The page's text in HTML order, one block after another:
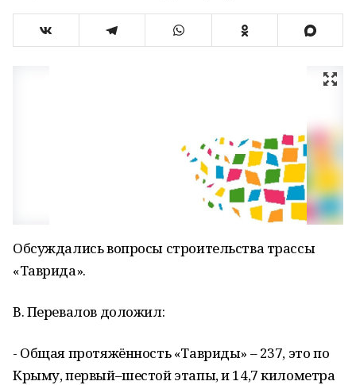
Обсуждались вопросы строительства трассы
«Таврида».
В. Перевалов доложил:
- Общая протяжённость «Тавриды» – 237, это по
Крыму, первый–шестой этапы, и 14,7 километра